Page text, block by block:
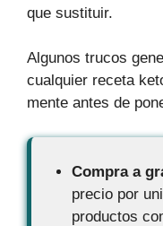
que sustituir.
Algunos trucos
cualquier receta
mente antes de
Compra a
precio por
productos